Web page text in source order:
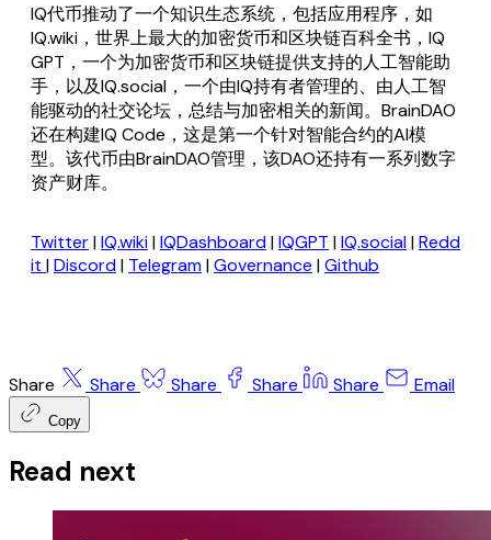
IQ代币推动了一个知识生态系统，包括应用程序，如
IQ.wiki，世界上最大的加密货币和区块链百科全书，IQ
GPT，一个为加密货币和区块链提供支持的人工智能助
手，以及IQ.social，一个由IQ持有者管理的、由人工智
能驱动的社交论坛，总结与加密相关的新闻。BrainDAO
还在构建IQ Code，这是第一个针对智能合约的AI模
型。该代币由BrainDAO管理，该DAO还持有一系列数字
资产财库。
Twitter|IQ.wiki|IQDashboard|IQGPT |IQ.social|Redd
it |Discord| Telegram|Governance |Github
Share Share Share Share Share Email
Copy
Read next